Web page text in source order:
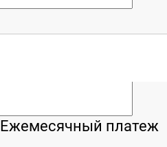
Ежемесячный платеж